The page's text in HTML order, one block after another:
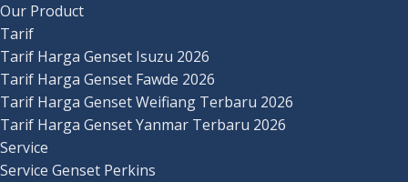
Our Product
Tarif
Tarif Harga Genset Isuzu 2026
Tarif Harga Genset Fawde 2026
Tarif Harga Genset Weifiang Terbaru 2026
Tarif Harga Genset Yanmar Terbaru 2026
Service
Service Genset Perkins